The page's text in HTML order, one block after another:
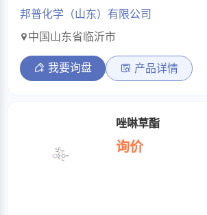
邦普化学（山东）有限公司
中国山东省临沂市
我要询盘 产品详情
唑啉草酯
询价